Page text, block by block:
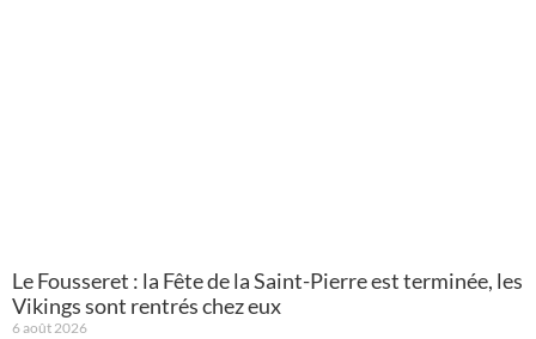
Le Fousseret : la Fête de la Saint-Pierre est terminée, les
Vikings sont rentrés chez eux
6 août 2026